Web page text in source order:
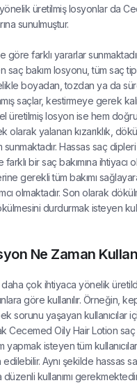
üretilmiş losyonlar da
sunulmuştur.
farklı yararlar
saç bakım losyonu, tüm saç
boyadan, tozdan ya da
saçlar, kestirmeye gerek
üretilmiş losyon ise hem
olarak yalanan kızarıklık,
sunmaktadır. Hassas saç
bir saç bakımına ihtiyacı
gerekli tüm bakımı
olmaktadır. Son olarak
durdurmak isteyen
Ne Zaman
çok ihtiyaca yönelik
göre kullanılır. Örneğin,
sorunu yaşayan kullanıcılar
Cecemed Oily Hair Lotion saç
yapmak isteyen tüm
Aynı şekilde hassas
kullanımı